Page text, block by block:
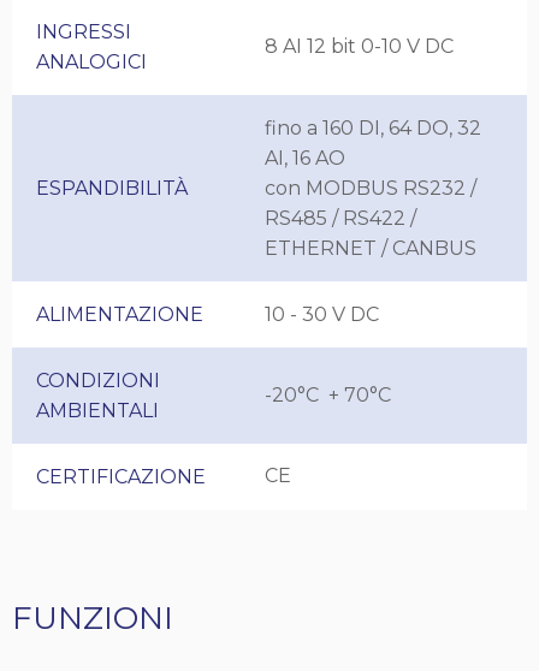
INGRESSI
ANALOGICI
8 AI 12 bit 0-10 V DC
ESPANDIBILITÀ
fino a 160 DI, 64 DO, 32
AI, 16 AO
con MODBUS RS232 /
RS485 / RS422 /
ETHERNET / CANBUS
ALIMENTAZIONE 10 - 30 V DC
CONDIZIONI
AMBIENTALI
-20°C + 70°C
CERTIFICAZIONE CE
FUNZIONI